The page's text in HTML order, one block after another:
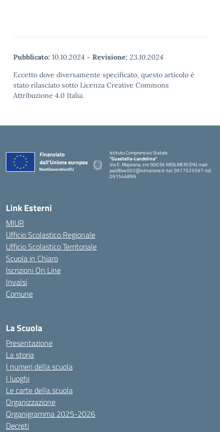
Pubblicato: 10.10.2024 - Revisione: 23.10.2024
Eccetto dove diversamente specificato, questo articolo è
stato rilasciato sotto Licenza Creative Commons
Attribuzione 4.0 Italia.
Istituto Comprensivo Statale
"Guastella-Landolina"
Via E. Majorana, snc 90036 MISILMERI (PA) mail:
paic8bw002@istruzione.it-tel. 0917525597-tel.
091546899
Link Esterni
MIUR
Ufficio Scolastico Regionale
Ufficio Scolastico Territoriale
Scuola in Chiaro
Iscrizioni On Line
Invalsi
Comune
La Scuola
Presentazione
La storia
I numeri della scuola
I luoghi
Le carte della scuola
Organizzazione
Organigramma 2025-2026
Decreti